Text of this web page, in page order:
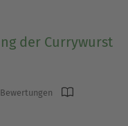
der Currywurst